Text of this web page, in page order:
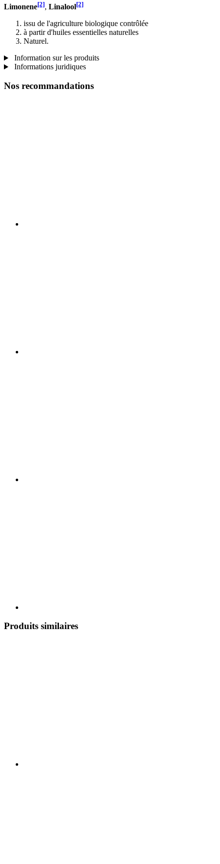
Limonene[2], Linalool[2]
issu de l'agriculture biologique contrôlée
à partir d'huiles essentielles naturelles
Naturel.
Information sur les produits
Informations juridiques
Nos recommandations
Produits similaires